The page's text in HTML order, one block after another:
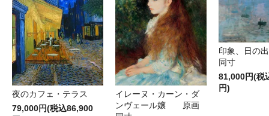
夜のカフェ・テラス
79,000円(税込86,900
イレーヌ・カーン・ダ
ンヴェール嬢 原画
印象、日
同寸
81,000円(税
円)